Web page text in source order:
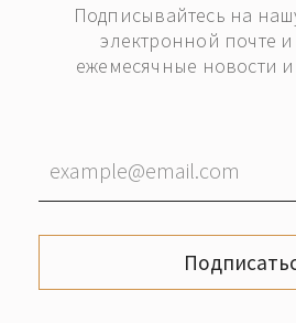
Подписывайтесь на
электронной почте
ежемесячные новости